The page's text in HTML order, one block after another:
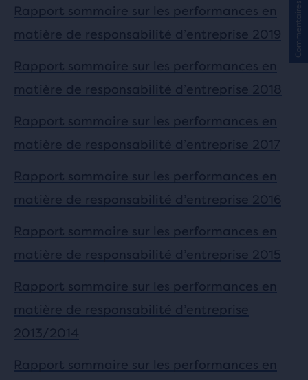
Rapport sommaire sur les performances en
matière de responsabilité d’entreprise 2019
Rapport sommaire sur les performances en
matière de responsabilité d’entreprise 2018
Rapport sommaire sur les performances en
matière de responsabilité d’entreprise 2017
Rapport sommaire sur les performances en
matière de responsabilité d’entreprise 2016
Rapport sommaire sur les performances en
matière de responsabilité d’entreprise 2015
Rapport sommaire sur les performances en
matière de responsabilité d’entreprise
2013/2014
Rapport sommaire sur les performances en
Commentaires